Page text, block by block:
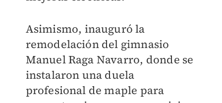
Asimismo, inauguró la
remodelación del gimnasio
Manuel Raga Navarro, donde se
instalaron una duela
profesional de maple para